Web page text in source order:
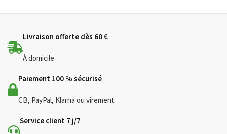
Livraison offerte dès 60 €
À domicile
Paiement 100 % sécurisé
CB, PayPal, Klarna ou virement
Service client 7 j/7